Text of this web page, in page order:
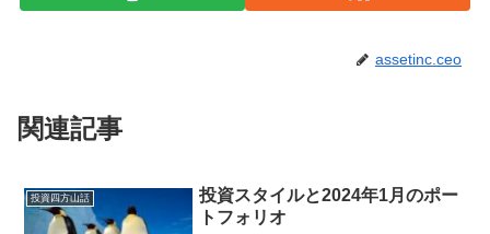
assetinc.ceo
関連記事
投資四方山話
投資スタイルと2024年1月のポー
トフォリオ